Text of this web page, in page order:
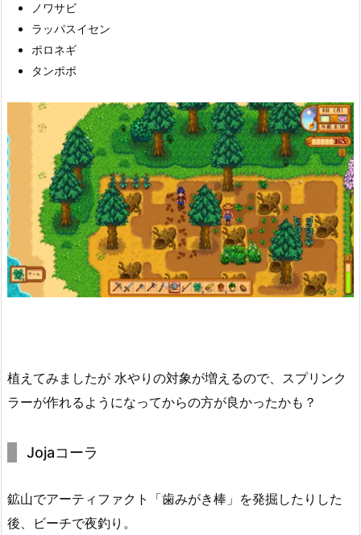
ノワサビ
ラッパスイセン
ポロネギ
タンポポ
植えてみましたが 水やりの対象が増えるので、スプリンク
ラーが作れるようになってからの方が良かったかも？
Jojaコーラ
鉱山でアーティファクト「歯みがき棒」を発掘したりした
後、ビーチで夜釣り。